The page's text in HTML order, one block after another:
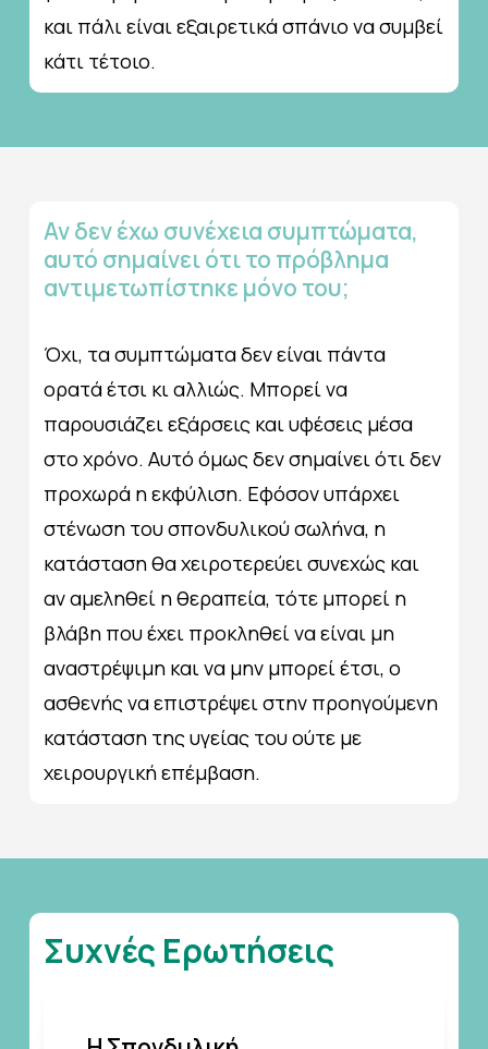
και πάλι είναι εξαιρετικά σπάνιο να συμβεί
κάτι τέτοιο.
Ανδενέχω συνέχεια συμπτώματα,
αυτό σημαίνειότιτο πρόβλημα
αντιμετωπίστηκεμόνο του;
Όχι, τα συμπτώματα δεν είναι πάντα
ορατά έτσι κι αλλιώς. Μπορεί να
παρουσιάζει εξάρσεις και υφέσεις μέσα
στο χρόνο. Αυτό όμως δεν σημαίνει ότι δεν
προχωρά η εκφύλιση. Εφόσον υπάρχει
στένωση του σπονδυλικού σωλήνα, η
κατάσταση θα χειροτερεύει συνεχώς και
αν αμεληθεί η θεραπεία, τότε μπορεί η
βλάβη που έχει προκληθεί να είναι μη
αναστρέψιμη και να μην μπορεί έτσι, ο
ασθενής να επιστρέψει στην προηγούμενη
κατάσταση της υγείας του ούτε με
χειρουργική επέμβαση.
Συχνές Ερωτήσεις